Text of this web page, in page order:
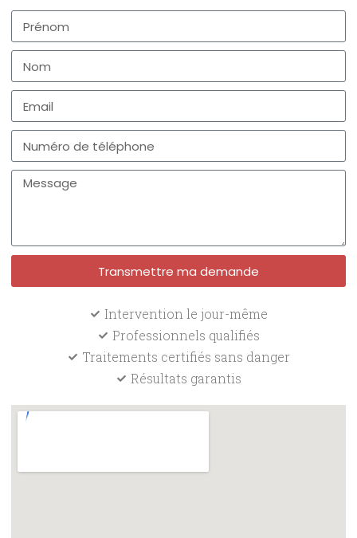
Transmettre ma demande
Intervention le jour-même
Professionnels qualifiés
Traitements certifiés sans danger
Résultats garantis